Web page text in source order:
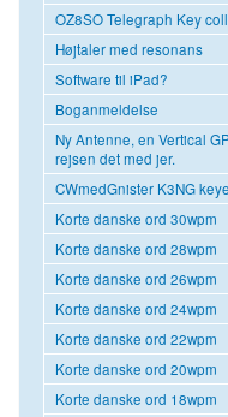
OZ8SO Telegraph Key
Højtaler med resonans
Software til iPad?
Boganmeldelse
Ny Antenne, en Vertical
rejsen det med jer.
CWmedGnister K3NG
Korte danske ord 30wpm
Korte danske ord 28wpm
Korte danske ord 26wpm
Korte danske ord 24wpm
Korte danske ord 22wpm
Korte danske ord 20wpm
Korte danske ord 18wpm